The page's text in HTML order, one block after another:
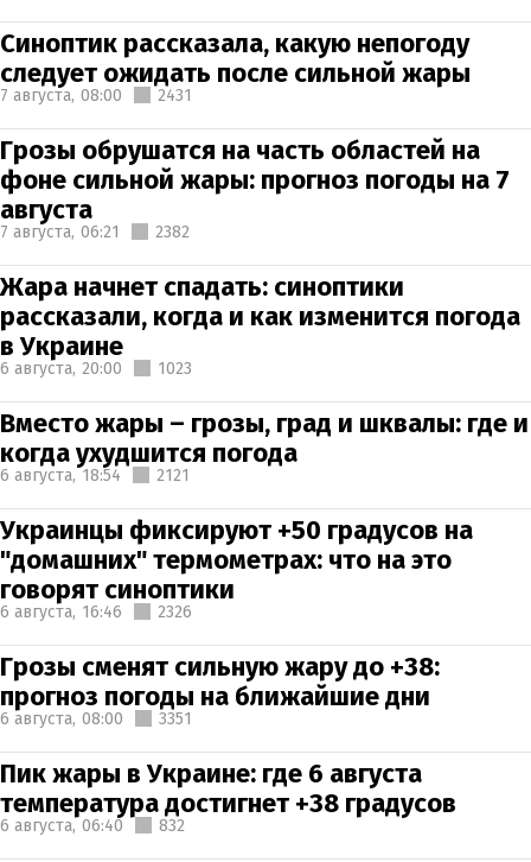
Синоптик рассказала, какую непогоду
следует ожидать после сильной жары
7 августа, 08:00 2431
Грозы обрушатся на часть областей на
фоне сильной жары: прогноз погоды на 7
августа
7 августа, 06:21 2382
Жара начнет спадать: синоптики
рассказали, когда и как изменится погода
в Украине
6 августа, 20:00 1023
Вместо жары – грозы, град и шквалы: где и
когда ухудшится погода
6 августа, 18:54 2121
Украинцы фиксируют +50 градусов на
"домашних" термометрах: что на это
говорят синоптики
6 августа, 16:46 2326
Грозы сменят сильную жару до +38:
прогноз погоды на ближайшие дни
6 августа, 08:00 3351
Пик жары в Украине: где 6 августа
температура достигнет +38 градусов
6 августа, 06:40 832